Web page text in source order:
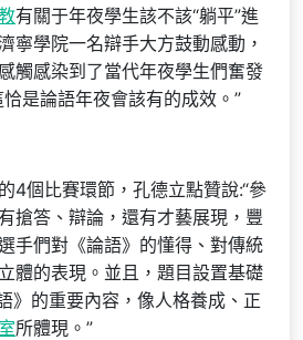
有關于年夜學生該不該“躺平”進
寧學院一名辯手大方鼓動感動，
觸感染到了當代年夜學生們奮發
是論語年夜會該有的成效。”
4個比賽環節，孔德立點贊說:“參
搶答、辯論，還有才藝展現，豐
手們對《論語》的懂得、對傳統
體的表現。並且，題目設置基礎
》的重要內容，像人格養成、正
所體現。”